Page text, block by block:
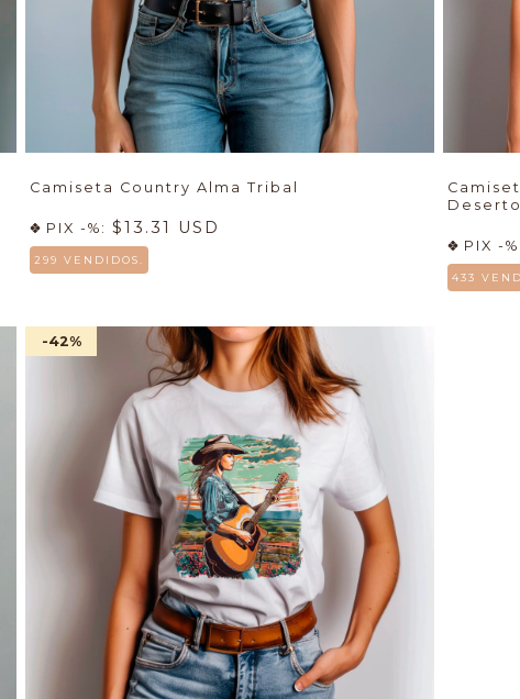
Camiseta Country Alma Tribal
PIX -%: $13.31 USD
299 VENDIDOS.
Deserto
PIX -
433
-42%